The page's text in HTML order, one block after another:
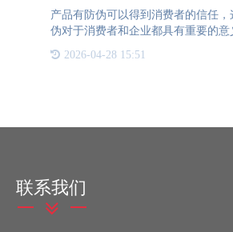
产品有防伪可以得到消费者的信任
伪对于消费者和企业都具有重要的意
能够有效保护消费者的权益，提升消
2026-04-28 15:51
联系我们